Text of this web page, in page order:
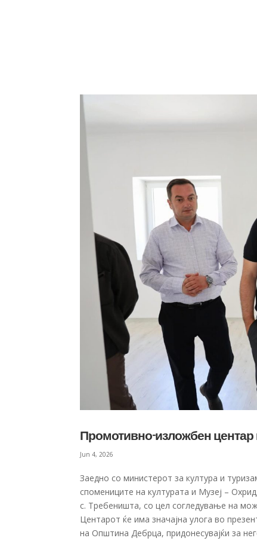
Промотивно-изложбен центар
Jun 4, 2026
Заедно со министерот за култура и
спомениците на културата и Музеј –
с. Требеништа, со цел согледување на
Центарот ќе има значајна улога во
на Општина Дебрца, придонесувајќи за